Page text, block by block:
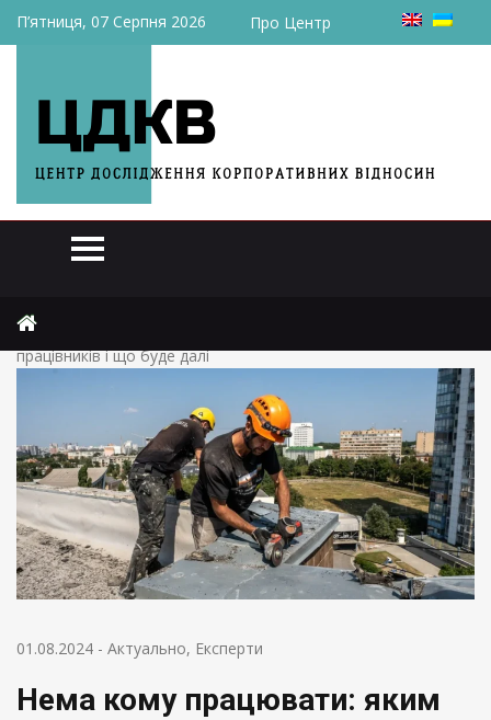
П’ятниця, 07 Серпня 2026 Про Центр
Нема кому працювати: яким сферам критично не вистачає
працівників і що буде далі
01.08.2024 - Актуально, Експерти
Нема кому працювати: яким